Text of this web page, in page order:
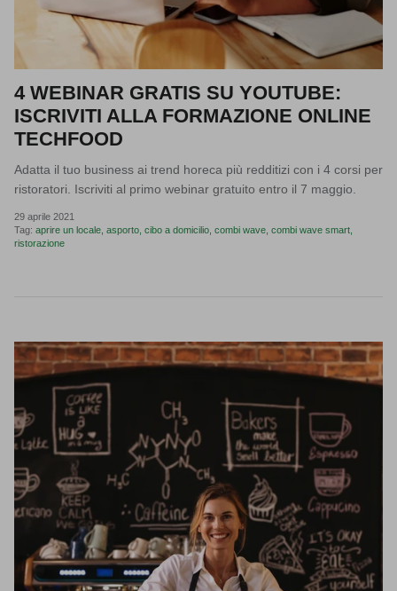
4 WEBINAR GRATIS SU YOUTUBE:
ISCRIVITI ALLA FORMAZIONE ONLINE
TECHFOOD
Adatta il tuo business ai trend horeca più redditizi con i 4 corsi per
ristoratori. Iscriviti al primo webinar gratuito entro il 7 maggio.
29 aprile 2021
Tag: aprire un locale asporto cibo a domicilio combi wave combi wave smart
ristorazione